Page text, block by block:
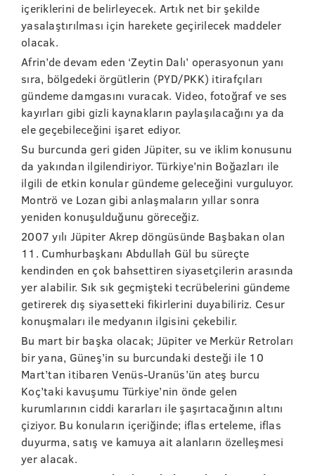
içeriklerini de belirleyecek. Artık net bir şekilde
yasalaştırılması için harekete geçirilecek maddeler
olacak.
Afrin’de devam eden ‘Zeytin Dalı’ operasyonun yanı
sıra, bölgedeki örgütlerin (PYD/PKK) itirafçıları
gündeme damgasını vuracak. Video, fotoğraf ve ses
kayırları gibi gizli kaynakların paylaşılacağını ya da
ele geçebileceğini işaret ediyor.
Su burcunda geri giden Jüpiter, su ve iklim konusunu
da yakından ilgilendiriyor. Türkiye’nin Boğazları ile
ilgili de etkin konular gündeme geleceğini vurguluyor.
Montrö ve Lozan gibi anlaşmaların yıllar sonra
yeniden konuşulduğunu göreceğiz.
2007 yılı Jüpiter Akrep döngüsünde Başbakan olan
11. Cumhurbaşkanı Abdullah Gül bu süreçte
kendinden en çok bahsettiren siyasetçilerin arasında
yer alabilir. Sık sık geçmişteki tecrübelerini gündeme
getirerek dış siyasetteki fikirlerini duyabiliriz. Cesur
konuşmaları ile medyanın ilgisini çekebilir.
Bu mart bir başka olacak; Jüpiter ve Merkür Retroları
bir yana, Güneş’in su burcundaki desteği ile 10
Mart’tan itibaren Venüs-Uranüs’ün ateş burcu
Koç’taki kavuşumu Türkiye’nin önde gelen
kurumlarının ciddi kararları ile şaşırtacağının altını
çiziyor. Bu konuların içeriğinde; iflas erteleme, iflas
duyurma, satış ve kamuya ait alanların özelleşmesi
yer alacak.